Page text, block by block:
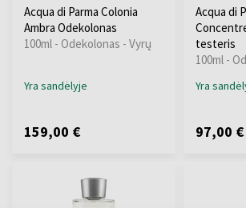
Acqua di Parma Colonia
Ambra Odekolonas
100ml - Odekolonas - Vyrų
Yra sandėlyje
159,00 €
Acqua di
testeris
100ml -
Yra
97,00 €